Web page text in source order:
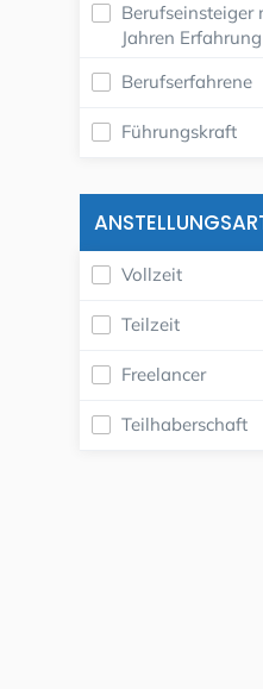
Berufseinsteiger
Jahren Erfahrung
Berufserfahrene
Führungskraft
Vollzeit
Teilzeit
Freelancer
Teilhaberschaft